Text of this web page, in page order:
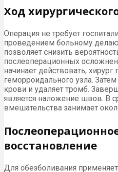
Ход
Операция не требует
проведением больному
позволяет снизить
послеоперационных
начинает действовать, хирург
геморроидального узла.
крови и удаляет тромб.
является наложение швов. В
вмешательства занимает
восстановление
Для обезболивания